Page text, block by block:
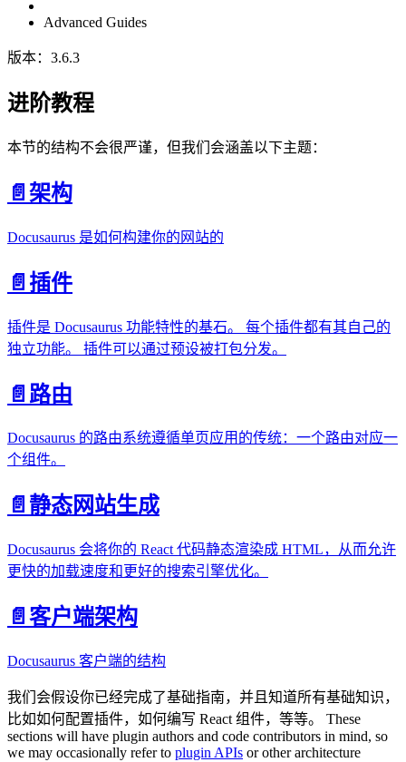
Advanced Guides
版本：3.6.3
进阶教程
本节的结构不会很严谨，但我们会涵盖以下主题：
📄️ 架构
Docusaurus 是如何构建你的网站的
📄️ 插件
插件是 Docusaurus 功能特性的基石。 每个插件都有其自己的
独立功能。 插件可以通过预设被打包分发。
📄️ 路由
Docusaurus 的路由系统遵循单页应用的传统：一个路由对应一
个组件。
📄️ 静态网站生成
Docusaurus 会将你的 React 代码静态渲染成 HTML，从而允许
更快的加载速度和更好的搜索引擎优化。
📄️ 客户端架构
Docusaurus 客户端的结构
我们会假设你已经完成了基础指南，并且知道所有基础知识，
比如如何配置插件，如何编写 React 组件，等等。 These
sections will have plugin authors and code contributors in mind, so
we may occasionally refer to plugin APIs or other architecture